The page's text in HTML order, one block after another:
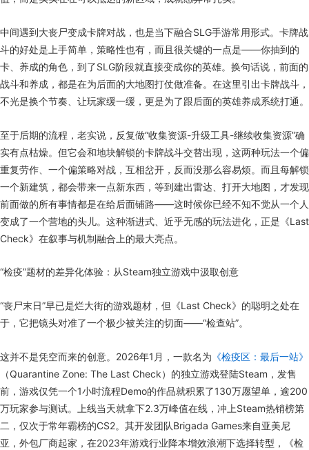
中间遇到大丧尸变成卡牌对战，也是当下融合SLG手游常用形式。卡牌战
斗的好处是上手简单，策略性也有，而且很关键的一点是——你抽到的
卡、养成的角色，到了SLG阶段就直接变成你的英雄。换句话说，前面的
战斗和养成，都是在为后面的大地图打仗做准备。在这里引出卡牌战斗，
不光是换个节奏、让玩家缓一缓，更是为了跟后面的英雄养成系统打通。
至于后期的流程，老实说，反复做“收集资源-升级工具-继续收集资源”确
实有点枯燥。但它会和地块解锁的卡牌战斗交替出现，这两种玩法一个偏
重复劳作、一个偏策略对战，互相岔开，反而没那么容易烦。而且每解锁
一个新建筑，都会带来一点新东西，等到建出雷达、打开大地图，才发现
前面做的所有事情都是在给后面铺路——这时候你已经不知不觉从一个人
变成了一个营地的头儿。这种渐进式、近乎无感的玩法进化，正是《Last
Check》在叙事与机制融合上的最大亮点。
“检疫”题材的差异化体验：从Steam独立游戏中汲取创意
“丧尸末日”早已是烂大街的游戏题材，但《Last Check》的聪明之处在
于，它把镜头对准了一个极少被关注的切面——“检查站”。
这并不是凭空而来的创意。2026年1月，一款名为 《检疫区：最后一站》
（Quarantine Zone: The Last Check）的独立游戏登陆Steam，发售
前，游戏仅凭一个1小时流程Demo的作品就积累了130万愿望单，逾200
万玩家参与测试。上线当天就拿下2.3万峰值在线，冲上Steam热销榜第
二，仅次于常年霸榜的CS2。其开发团队Brigada Games来自亚美尼
亚，外包厂商起家，在2023年游戏行业降本增效浪潮下选择转型，《检